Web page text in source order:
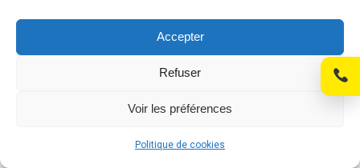
Accepter
Refuser
Voir les préférences
Politique de cookies